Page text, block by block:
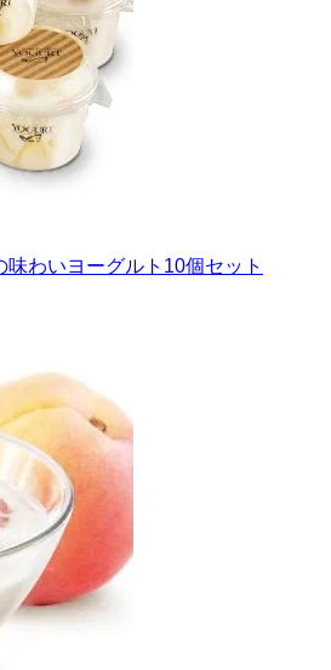
味わいヨーグルト10個セット